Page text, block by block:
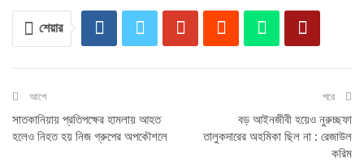
শেয়ার
আগে
সাতকানিয়ায় প্রতিপক্ষের হামলায় আহত
হলেও নিহত হয় নিজ গ্রুপের অপকৌশলে
পরে
বড় আইনজীবী হয়েও নুরুচ্ছফা
তালুকদারের অহমিকা ছিল না : রেজাউল
করিম